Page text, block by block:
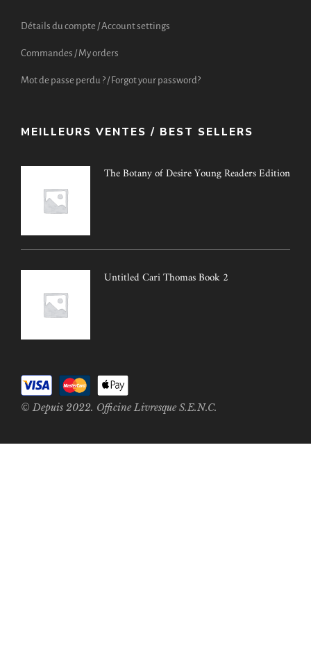
Détails du compte / Account settings
Commandes / My orders
Mot de passe perdu ? / Forgot your password?
MEILLEURS VENTES / BEST SELLERS
The Botany of Desire Young Readers Edition
Untitled Cari Thomas Book 2
© Depuis 2022. Officine Livresque S.E.N.C.